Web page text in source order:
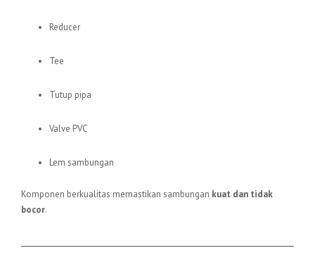
Reducer
Tee
Tutup pipa
Valve PVC
Lem sambungan
Komponen berkualitas memastikan sambungan kuat dan tidak
bocor.